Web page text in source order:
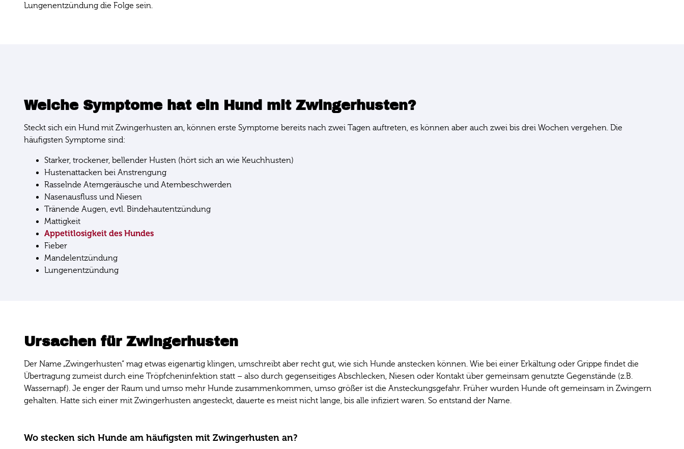
Lungenentzündung die Folge sein.
Welche Symptome hat ein Hund mit Zwingerhusten?
Steckt sich ein Hund mit Zwingerhusten an, können erste Symptome bereits nach zwei Tagen auftreten, es können aber auch zwei bis drei Wochen vergehen. Die
häufigsten Symptome sind:
Starker, trockener, bellender Husten (hört sich an wie Keuchhusten)
Hustenattacken bei Anstrengung
Rasselnde Atemgeräusche und Atembeschwerden
Nasenausfluss und Niesen
Tränende Augen, evtl. Bindehautentzündung
Mattigkeit
Appetitlosigkeit des Hundes
Fieber
Mandelentzündung
Lungenentzündung
Ursachen für Zwingerhusten
Der Name „Zwingerhusten“ mag etwas eigenartig klingen, umschreibt aber recht gut, wie sich Hunde anstecken können. Wie bei einer Erkältung oder Grippe findet die
Übertragung zumeist durch eine Tröpfcheninfektion statt – also durch gegenseitiges Abschlecken, Niesen oder Kontakt über gemeinsam genutzte Gegenstände (z.B.
Wassernapf). Je enger der Raum und umso mehr Hunde zusammenkommen, umso größer ist die Ansteckungsgefahr. Früher wurden Hunde oft gemeinsam in Zwingern
gehalten. Hatte sich einer mit Zwingerhusten angesteckt, dauerte es meist nicht lange, bis alle infiziert waren. So entstand der Name.
Wo stecken sich Hunde am häufigsten mit Zwingerhusten an?